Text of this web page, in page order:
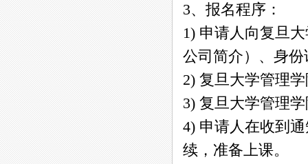
3、报名程序：
1) 申请人向复旦
公司简介）、身
2) 复旦大学管理
3) 复旦大学管理
4) 申请人在收到
续，准备上课。